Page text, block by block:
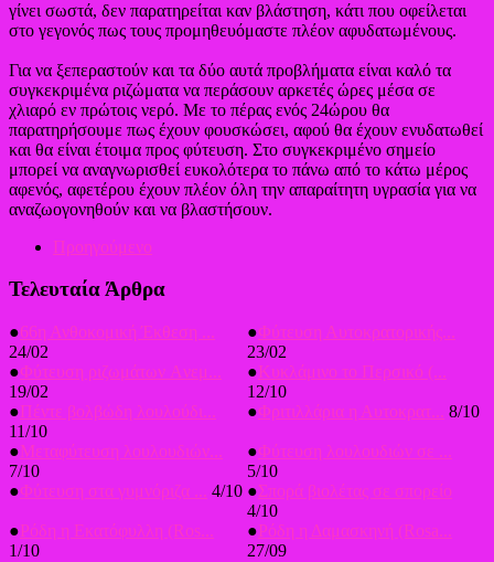
γίνει σωστά, δεν παρατηρείται καν βλάστηση, κάτι που οφείλεται
στο γεγονός πως τους προμηθευόμαστε πλέον αφυδατωμένους.
Για να ξεπεραστούν και τα δύο αυτά προβλήματα είναι καλό τα
συγκεκριμένα ριζώματα να περάσουν αρκετές ώρες μέσα σε
χλιαρό εν πρώτοις νερό. Με το πέρας ενός 24ώρου θα
παρατηρήσουμε πως έχουν φουσκώσει, αφού θα έχουν ενυδατωθεί
και θα είναι έτοιμα προς φύτευση. Στο συγκεκριμένο σημείο
μπορεί να αναγνωρισθεί ευκολότερα το πάνω από το κάτω μέρος
αφενός, αφετέρου έχουν πλέον όλη την απαραίτητη υγρασία για να
αναζωογονηθούν και να βλαστήσουν.
Προηγούμενο
Τελευταία Άρθρα
●66η Ανθοκομική Έκθεση ...
24/02
●Φύτευση Αυτοκρατορικής...
23/02
●Φύτευση ριζωμάτων Aνεμ...
19/02
●Κυκλάμινο το Περσικό (...
12/10
●Πέντε βολβώδη λουλούδι...
11/10
●Φριτιλλάρια η Αυτοκρατ... 8/10
●Μεταφύτευση λουλουδιών...
7/10
●Φύτευση λουλουδιών σε ...
5/10
●Φύτευση στα γυμνόριζα ... 4/10 ●Σπορά βιολέτας σε σπορείο
4/10
●Ρόδη η Εκατόφυλλη (Ros...
1/10
●Ρόδη η Δαμασκηνή (Rosa...
27/09